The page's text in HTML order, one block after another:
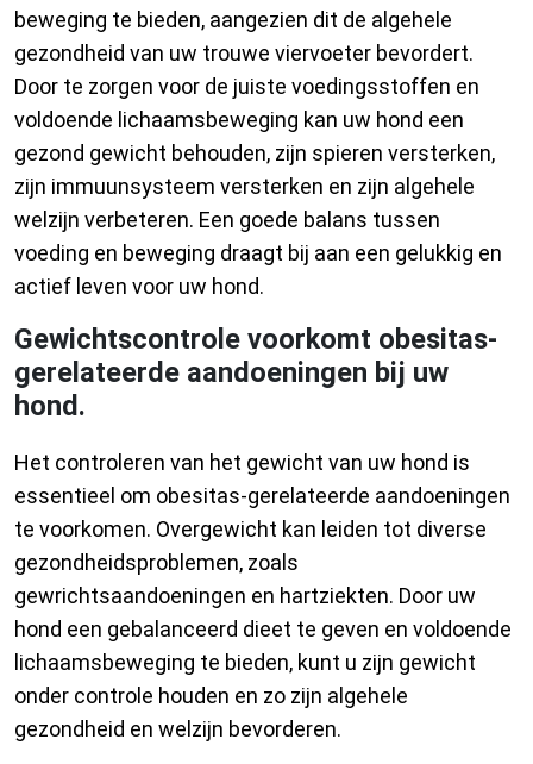
beweging te bieden, aangezien dit de algehele
gezondheid van uw trouwe viervoeter bevordert.
Door te zorgen voor de juiste voedingsstoffen en
voldoende lichaamsbeweging kan uw hond een
gezond gewicht behouden, zijn spieren versterken,
zijn immuunsysteem versterken en zijn algehele
welzijn verbeteren. Een goede balans tussen
voeding en beweging draagt bij aan een gelukkig en
actief leven voor uw hond.
Gewichtscontrole voorkomt obesitas-
gerelateerde aandoeningen bij uw
hond.
Het controleren van het gewicht van uw hond is
essentieel om obesitas-gerelateerde aandoeningen
te voorkomen. Overgewicht kan leiden tot diverse
gezondheidsproblemen, zoals
gewrichtsaandoeningen en hartziekten. Door uw
hond een gebalanceerd dieet te geven en voldoende
lichaamsbeweging te bieden, kunt u zijn gewicht
onder controle houden en zo zijn algehele
gezondheid en welzijn bevorderen.